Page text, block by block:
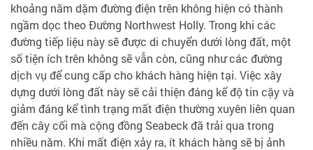
khoảng năm dặm đường điện trên không hiện có thành
ngầm dọc theo Đường Northwest Holly. Trong khi các
đường tiếp liệu này sẽ được di chuyển dưới lòng đất, một
số tiện ích trên không sẽ vẫn còn, cũng như các đường
dịch vụ để cung cấp cho khách hàng hiện tại. Việc xây
dựng dưới lòng đất này sẽ cải thiện đáng kể độ tin cậy và
giảm đáng kể tình trạng mất điện thường xuyên liên quan
đến cây cối mà cộng đồng Seabeck đã trải qua trong
nhiều năm. Khi mất điện xảy ra, ít khách hàng sẽ bị ảnh